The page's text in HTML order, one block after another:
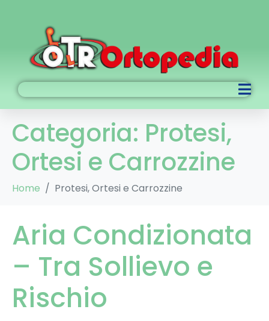
Categoria: Protesi,
Ortesi e Carrozzine
Home Protesi, Ortesi e Carrozzine
Aria Condizionata
– Tra Sollievo e
Rischio